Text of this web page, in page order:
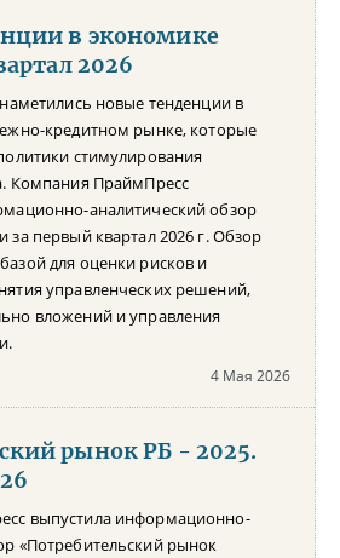
в экономике
2026
новые тенденции в
кредитном рынке, которые
стимулирования
Компания ПраймПресс
аналитический обзор
за первый квартал 2026 г. Обзор
для оценки рисков и
управленческих решений,
вложений и управления
4 Мая 2026
рынок РБ - 2025.
выпустила информационно-
«Потребительский рынок